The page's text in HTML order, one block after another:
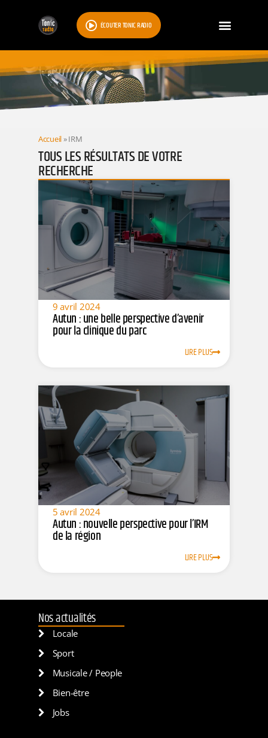
ÉCOUTER TONIC RADIO
RESULTATS
Accueil»IRM
TOUS LES RÉSULTATS DE VOTRE
RECHERCHE
9 avril 2024
Autun : une belle perspective d’avenir
pour la clinique du parc
LIRE PLUS
5 avril 2024
Autun : nouvelle perspective pour l’IRM
de la région
LIRE PLUS
Nos actualités
Locale
Sport
Musicale / People
Bien-être
Jobs